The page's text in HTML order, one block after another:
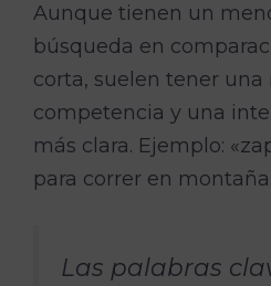
Aunque tienen un
búsqueda en
corta, suelen tener una
competencia y una
más clara. Ejemplo:
para correr en
Las palabras